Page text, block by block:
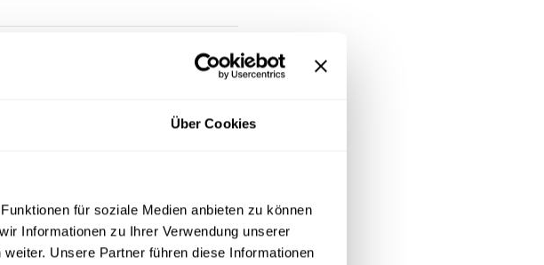
Über Cookies
für soziale Medien anbieten zu können
Informationen zu Ihrer Verwendung unserer
Unsere Partner führen diese Informationen
oder aggressiven Reiniger. Bei